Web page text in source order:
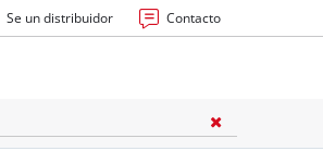
Se un distribuidor Contacto